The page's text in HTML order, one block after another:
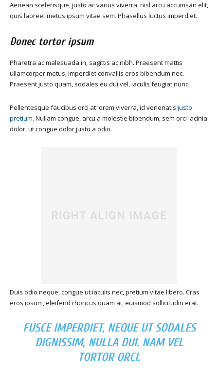
Aenean scelerisque, justo ac varius viverra, nisl arcu accumsan elit,
quis laoreet metus ipsum vitae sem. Phasellus luctus imperdiet.
Donec tortor ipsum
Pharetra ac malesuada in, sagittis ac nibh. Praesent mattis
ullamcorper metus, imperdiet convallis eros bibendum nec.
Praesent justo quam, sodales eu dui vel, iaculis feugiat nunc.
Pellentesque faucibus orci at lorem viverra, id venenatis justo
pretium. Nullam congue, arcu a molestie bibendum, sem orci lacinia
dolor, ut congue dolor justo a odio.
Duis odio neque, congue ut iaculis nec, pretium vitae libero. Cras
eros ipsum, eleifend rhoncus quam at, euismod sollicitudin erat.
FUSCE IMPERDIET, NEQUE UT SODALES
DIGNISSIM, NULLA DUI. NAM VEL
TORTOR ORCI.